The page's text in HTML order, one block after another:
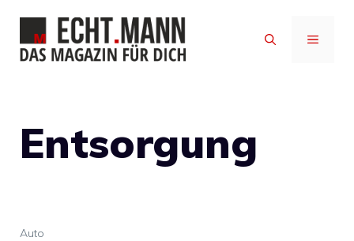
Inhalt
springen
MENÜ
Entsorgung
Auto